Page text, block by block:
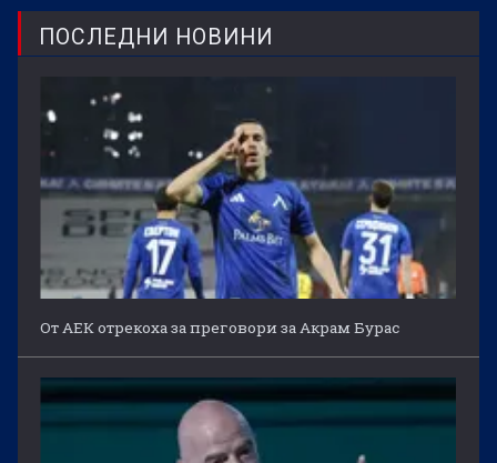
ПОСЛЕДНИ НОВИНИ
От АЕК отрекоха за преговори за Акрам Бурас